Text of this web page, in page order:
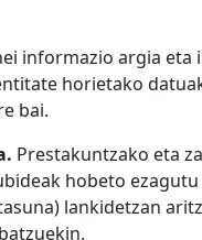
informazio argia eta
horietako
bai.
Prestakuntzako eta
hobeto
lankidetzan